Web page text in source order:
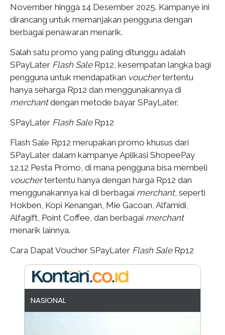
November hingga 14 Desember 2025. Kampanye ini
dirancang untuk memanjakan pengguna dengan
berbagai penawaran menarik.
Salah satu promo yang paling ditunggu adalah
SPayLater Flash Sale Rp12, kesempatan langka bagi
pengguna untuk mendapatkan vouchertertentu
hanya seharga Rp12 dan menggunakannya di
merchantdengan metode bayar SPayLater.
SPayLater Flash Sale Rp12
Flash Sale Rp12 merupakan promo khusus dari
SPayLater dalam kampanye Aplikasi ShopeePay
12.12 Pesta Promo, di mana pengguna bisa membeli
vouchertertentu hanya dengan harga Rp12 dan
menggunakannya kai di berbagai merchant, seperti
Hokben, Kopi Kenangan, Mie Gacoan, Alfamidi,
Alfagift, Point Coffee, dan berbagai merchant
menarik lainnya.
Cara Dapat Voucher SPayLater Flash Sale Rp12
NASIONAL